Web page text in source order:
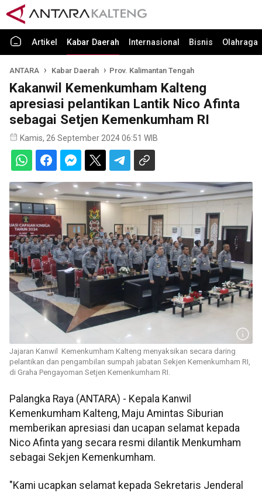
Artikel Kabar Daerah Internasional Bisnis Olahraga
ANTARA Kabar Daerah Prov. Kalimantan Tengah
Kakanwil Kemenkumham Kalteng
apresiasi pelantikan Lantik Nico Afinta
sebagai Setjen Kemenkumham RI
Kamis, 26 September 2024 06:51 WIB
Jajaran Kanwil Kemenkumham Kalteng menyaksikan secara daring
pelantikan dan pengambilan sumpah jabatan Sekjen Kemenkumham RI,
di Graha Pengayoman Setjen Kemenkumham RI.
Palangka Raya (ANTARA) - Kepala Kanwil
Kemenkumham Kalteng, Maju Amintas Siburian
memberikan apresiasi dan ucapan selamat kepada
Nico Afinta yang secara resmi dilantik Menkumham
sebagai Sekjen Kemenkumham.
"Kami ucapkan selamat kepada Sekretaris Jenderal